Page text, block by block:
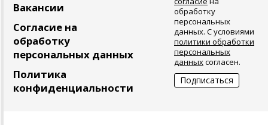
Вакансии
Согласие на
обработку
персональных данных
Политика
конфиденциальности
обработку
персональных
данных. С условиями
политики обработки
персональных
данныхсогласен.